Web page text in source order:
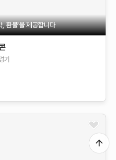
, 환불'을 제공합니다
기